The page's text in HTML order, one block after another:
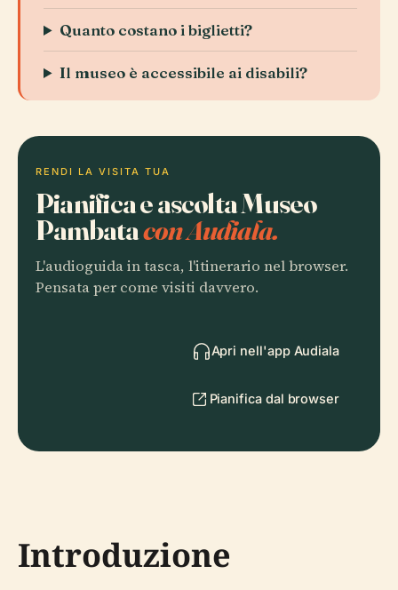
Quanto costano i biglietti?
Il museo è accessibile ai disabili?
RENDI LA VISITA TUA
Pianifica e ascolta Museo
Pambatacon Audiala.
L'audioguida in tasca, l'itinerario nel browser.
Pensata per come visiti davvero.
Apri nell'app Audiala
Pianifica dal browser
Introduzione